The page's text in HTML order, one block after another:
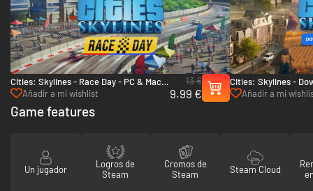
Cities: Skylines - Race Day - PC & Mac
(Steam)
Añadir a mi wishlist
13 €
9.99 €
Cities: Skylines -
Countryside Bundle
Añadir a mi
Game features
Un jugador
Logros de
Steam
Cromos de
Steam
Steam Cloud